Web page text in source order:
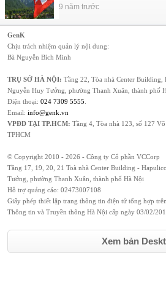
9 năm trước
GenK
Chịu trách nhiệm quản lý nội dung:
Bà Nguyễn Bích Minh
TRỤ SỞ HÀ NỘI: Tầng 22, Tòa nhà Center
Nguyễn Huy Tưởng, phường Thanh Xuân, thành phố
Điện thoại: 024 7309 5555
Email: info@genk.vn
VPĐD TẠI TP.HCM: Tầng 4, Tòa nhà 123, số 127
TPHCM
© Copyright 2010 - 2026 - Công ty Cổ phần VCCorp
Tầng 17, 19, 20, 21 Toà nhà Center Building -
Tưởng, phường Thanh Xuân, thành phố Hà Nội
Hỗ trợ quảng cáo: 02473007108
Giấy phép thiết lập trang thông tin điện tử tổng hợp
Thông tin và Truyền thông Hà Nội cấp ngày 03/02/
Xem bản